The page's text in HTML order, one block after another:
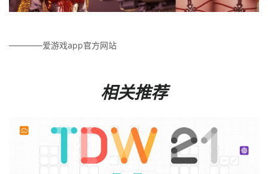
————爱游戏app官方网站
相关推荐